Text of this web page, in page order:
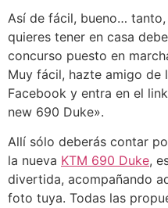
Así de fácil, bueno…
quieres tener en casa
concurso puesto en
Muy fácil, hazte amigo de
Facebook y entra en el
new 690 Duke».
Allí sólo deberás contar
la nueva KTM 690 Duke,
divertida, acompañando
foto tuya. Todas las